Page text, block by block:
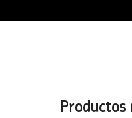
Productos